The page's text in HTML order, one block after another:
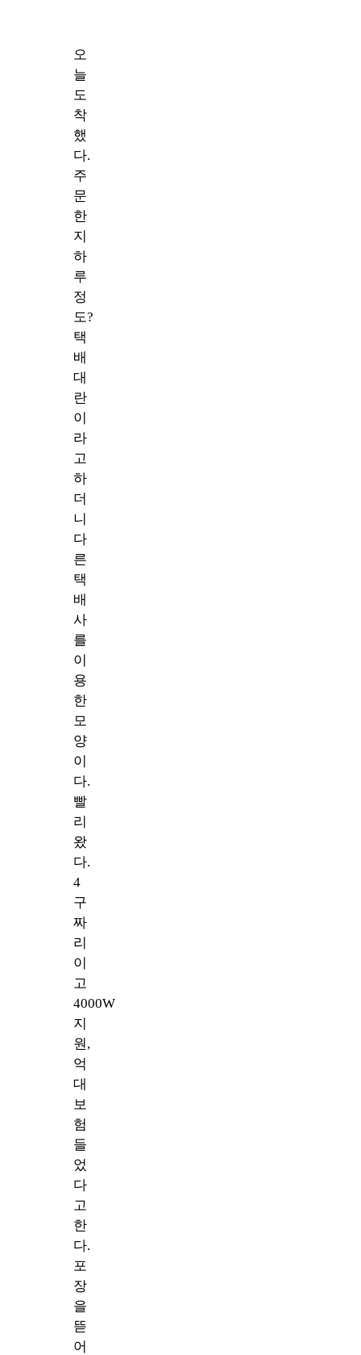
오
늘
도
착
했
다.
주
문
한
지
하
루
정
도?
택
배
대
란
이
라
고
하
더
니
다
른
택
배
사
를
이
용
한
모
양
이
다.
빨
리
왔
다.
4
구
짜
리
이
고
4000W
지
원,
억
대
보
험
들
었
다
고
한
다.
포
장
을
뜯
어